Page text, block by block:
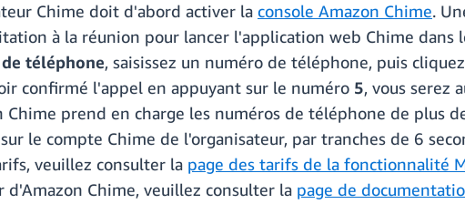
Chime doit d'abord activer la console Amazon Chime.
à la réunion pour lancer l'application web Chime dans
téléphone, saisissez un numéro de téléphone, puis
confirmé l'appel en appuyant sur le numéro 5, vous serez
prend en charge les numéros de téléphone de plus
le compte Chime de l'organisateur, par tranches de 6
veuillez consulter la page des tarifs de la fonctionnalité
Chime, veuillez consulter la page de